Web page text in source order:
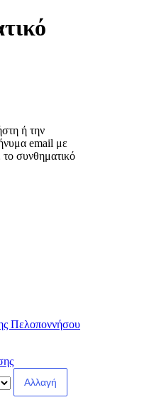
ή την
email με
το συνθηματικό
Πελοποννήσου